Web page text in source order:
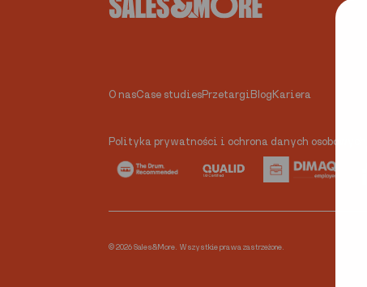
O nasCase studiesPrzetargi Blog Kariera
Polityka prywatności i ochrona danych osobowych
© 2026 Sales&More. Wszystkie prawa zastrzeżone.